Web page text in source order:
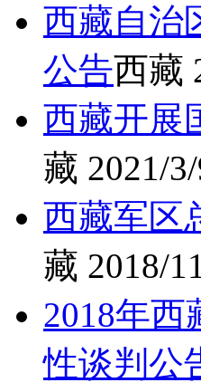
西藏自治
公告西藏
西藏开展
藏 2021/
西藏军区
藏 2018/
2018年
性谈判公